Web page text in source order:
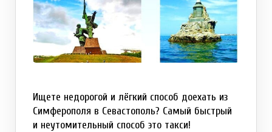
Ищете недорогой и лёгкий способ доехать из
Симферополя в Севастополь? Самый быстрый
и неутомительный способ это такси!